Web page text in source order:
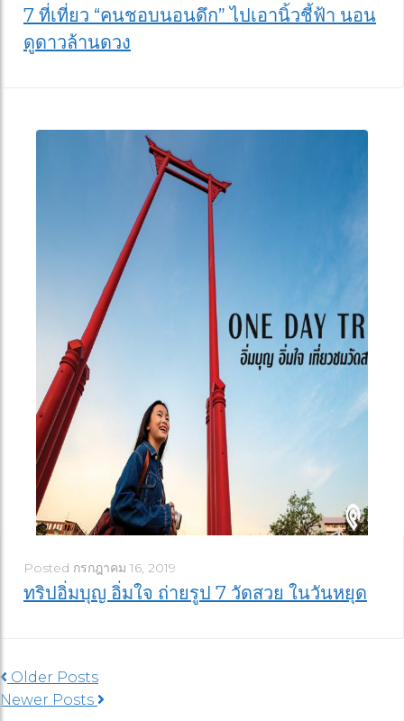
7 ที่เที่ยว “คนชอบนอนดึก” ไปเอานิ้วชี้ฟ้า นอน
ดูดาวล้านดวง
Posted กรกฎาคม 16, 2019
ทริปอิ่มบุญ อิ่มใจ ถ่ายรูป 7 วัดสวย ในวันหยุด
Older Posts
Newer Posts